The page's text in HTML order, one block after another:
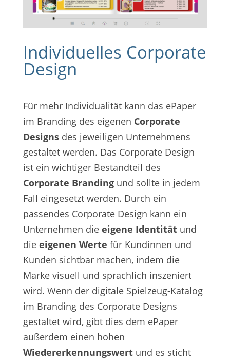
Individuelles Corporate
Design
Für mehr Individualität kann das ePaper
im Branding des eigenen Corporate
Designsdes jeweiligen Unternehmens
gestaltet werden. Das Corporate Design
ist ein wichtiger Bestandteil des
Corporate Brandingund sollte in jedem
Fall eingesetzt werden. Durch ein
passendes Corporate Design kann ein
Unternehmen die eigene Identitätund
die eigenen Werte für Kundinnen und
Kunden sichtbar machen, indem die
Marke visuell und sprachlich inszeniert
wird. Wenn der digitale Spielzeug-Katalog
im Branding des Corporate Designs
gestaltet wird, gibt dies dem ePaper
außerdem einen hohen
Wiedererkennungswertund es sticht